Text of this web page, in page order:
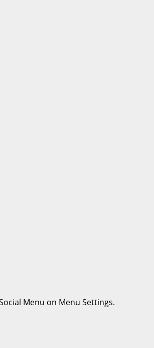
Menu on Menu Settings.